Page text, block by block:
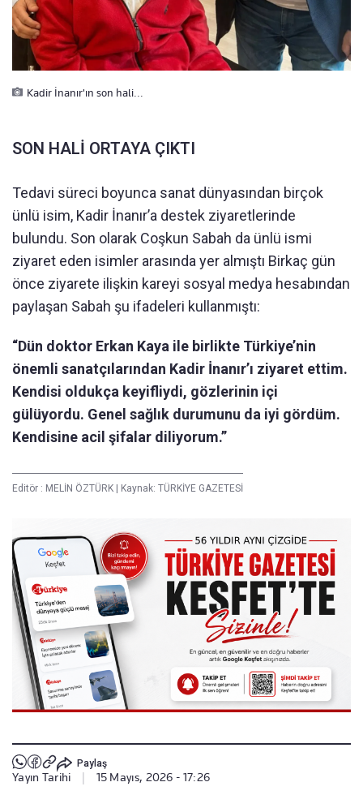
Kadir İnanır'ın son hali...
SON HALİ ORTAYA ÇIKTI
Tedavi süreci boyunca sanat dünyasından birçok
ünlü isim, Kadir İnanır’a destek ziyaretlerinde
bulundu. Son olarak Coşkun Sabah da ünlü ismi
ziyaret eden isimler arasında yer almıştı Birkaç gün
önce ziyarete ilişkin kareyi sosyal medya hesabından
paylaşan Sabah şu ifadeleri kullanmıştı:
“Dün doktor Erkan Kaya ile birlikte Türkiye’nin
önemli sanatçılarından Kadir İnanır’ı ziyaret ettim.
Kendisi oldukça keyifliydi, gözlerinin içi
gülüyordu. Genel sağlık durumunu da iyi gördüm.
Kendisine acil şifalar diliyorum.”
Editör : MELİN ÖZTÜRK | Kaynak: TÜRKİYE GAZETESİ
Paylaş
Yayın Tarihi 15 Mayıs, 2026 - 17:26